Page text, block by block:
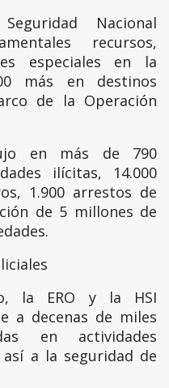
Nacional
recursos,
especiales en la
más en destinos
de la Operación
en más de 790
ilícitas, 14.000
1.900 arrestos de
de 5 millones de
la ERO y la HSI
a decenas de miles
en actividades
a la seguridad de